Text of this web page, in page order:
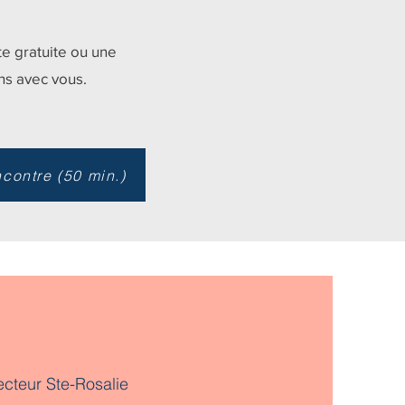
gratuite ou une
avec vous.
(50 min.)
Ste-Rosalie